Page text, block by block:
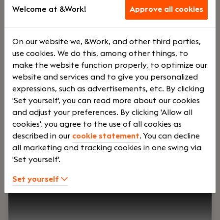
Voltij
d
€
5000 -
€
8500
Bij Hofman Accountants zijn we op zoek
naar een ervaren belastingadviseur die proactief
onze MKB klanten adviseert op fiscaal gebied. Je
hebt minimaal 5 tot 10 jaar ervaring als fiscalist
om zelfstandig contact met onze klanten te
Welcome at &Work! Approve all cookies
On our website we, &Work, and other third parties,
use cookies. We do this, among other things, to
make the website function properly, to optimize our
website and services and to give you personalized
expressions, such as advertisements, etc. By clicking
'Set yourself', you can read more about our cookies
and adjust your preferences. By clicking 'Allow all
cookies', you agree to the use of all cookies as
described in our cookie statement. You can decline
all marketing and tracking cookies in one swing via
'Set yourself'.
Set yourself